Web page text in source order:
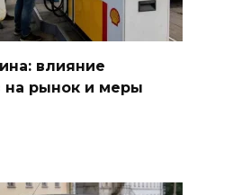
влияние
на рынок и меры